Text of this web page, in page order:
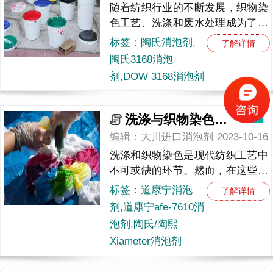
随着纺织行业的不断发展，织物染
色工艺、洗涤和废水处理成为了生
产过程中的重要环节。而其中一种
关键性问题就是如何有效控制泡沫
的产生和积聚。在这一领域，陶
氏...
标签：陶氏消泡剂,
陶氏3168消泡
剂,DOW 3168消泡剂
了解详情
洗涤与织物染色专用：道康宁afe-7610消泡剂
2023-10-16
编辑：大川进口消泡剂
洗涤和织物染色是现代纺织工艺中
不可或缺的环节。然而，在这些过
程中，大量泡沫的产生常常给工艺
带来一系列麻烦。为了解决泡沫问
题，道康宁afe-7610消泡...
标签：道康宁消泡
剂,道康宁afe-7610消
泡剂,陶氏/陶熙
Xiameter消泡剂
了解详情